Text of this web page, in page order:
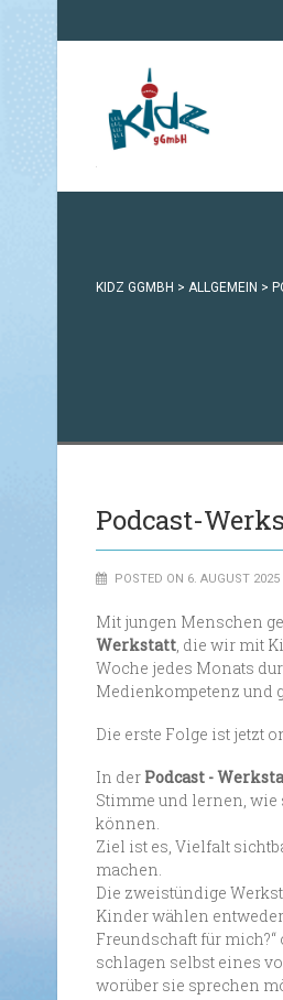
KIDZ GGMBH > ALLGEMEIN >
Podcast-
POSTED ON 6. AUGUST 2025
Mit jungen Menschen
Werkstatt, die wir mit
Woche jedes Monats
Medienkompetenz und
Die erste Folge ist jetzt
In der Podcast -
Stimme und lernen,
können.
Ziel ist es, Vielfalt
machen.
Die zweistündige
Kinder wählen entweder
Freundschaft für
schlagen selbst eines
worüber sie sprechen